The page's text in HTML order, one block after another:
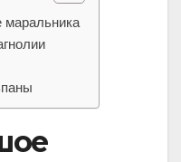
маральника